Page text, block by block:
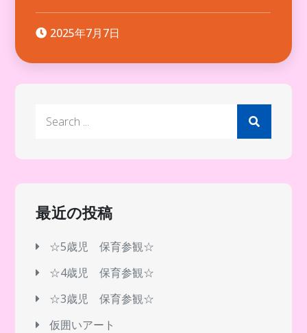
2025年7月7日
最近の投稿
☆5歳児 保育参観☆
☆4歳児 保育参観☆
☆3歳児 保育参観☆
仮囲いアート